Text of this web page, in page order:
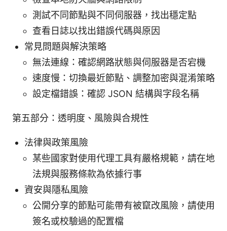
測試不同節點與不同伺服器，找出穩定點
查看日誌以找出錯誤代碼與原因
常見問題與解決策略
無法連線：確認網路狀態與伺服器是否宕機
速度慢：切換最近節點、調整加密與混淆策略
設定檔錯誤：確認 JSON 結構與字段名稱
第五部分：透明度、風險與合規性
法律與政策風險
某些國家對使用代理工具有嚴格規範，請在地
法規與服務條款為依據行事
資安與隱私風險
公開分享的節點可能帶有被竄改風險，請使用
簽名或校驗過的配置檔